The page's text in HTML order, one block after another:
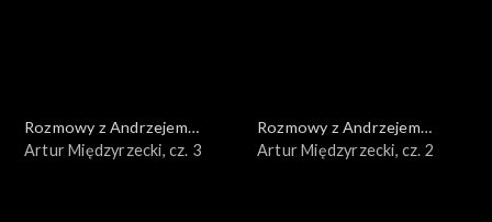
Rozmowy z Andrzejem
Doboszem
Artur Międzyrzecki, cz. 3
Rozmowy z Andrzejem
Doboszem
Artur Międzyrzecki, cz. 2